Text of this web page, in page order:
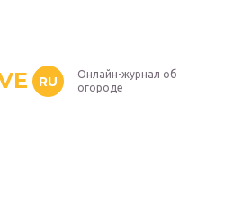
RU
Онлайн-журнал об
огороде